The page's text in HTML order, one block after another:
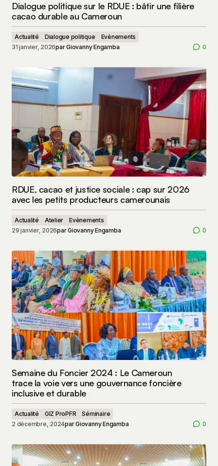
Dialogue politique sur le RDUE : bâtir une filière
cacao durable au Cameroun
Actualité Dialogue politique
Evènements
31 janvier, 2026parGiovanny Engamba 0
RDUE, cacao et justice sociale : cap sur 2026
avec les petits producteurs camerounais
Actualité Atelier
Evènements
29 janvier, 2026parGiovanny Engamba 0
Semaine du Foncier 2024 : Le Cameroun
trace la voie vers une gouvernance foncière
inclusive et durable
Actualité GIZ ProPFR
Séminaire
2 décembre, 2024parGiovanny Engamba 0